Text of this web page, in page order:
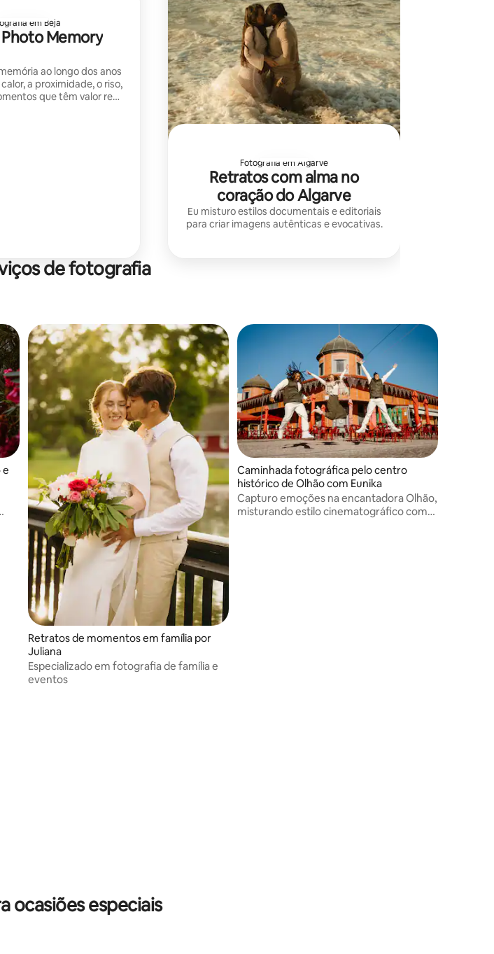
em Beja
Memory
ao longo dos anos
a proximidade, o riso,
que têm valor real.
Fotografia em Algarve
Retratos com alma no
coração do Algarve
Eu misturo estilos documentais e editoriais
para criar imagens autênticas e evocativas.
de fotografia
e
Retratos de momentos em família por
Juliana
Especializado em fotografia de família e
eventos
Caminhada fotográfica pelo centro
histórico de Olhão com Eunika
Capturo emoções na encantadora Olhão,
misturando estilo cinematográfico com
ocasiões especiais